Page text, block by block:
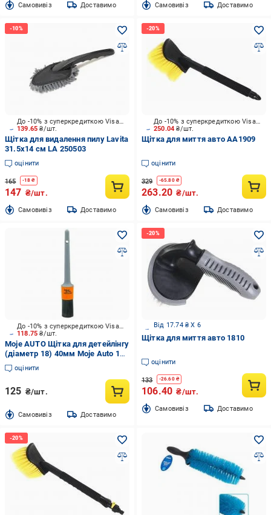
Cамовивіз Доставимо Cамовивіз Доставимо
139.65₴/шт.
До -10% з суперкредиткою Visa Вигода
Щітка для видалення пилу Lavita
31.5х14 см LA 250503
оцінити
165 -18 ₴
147 ₴/шт.
Cамовивіз Доставимо
250.04₴/шт.
До -10% з суперкредиткою Visa Вигода
Щітка для миття авто AA1909
оцінити
329 -65.80₴
263.20 ₴/шт.
Cамовивіз Доставимо
118.75₴/шт.
До -10% з суперкредиткою Visa Вигода
Moje AUTO Щітка для детейлінгу
(діаметр 18) 40мм Moje Auto 19-
660
оцінити
125 ₴/шт.
Cамовивіз Доставимо
Від 17.74 ₴ X 6
Щітка для миття авто 1810
оцінити
133 -26.60₴
106.40 ₴/шт.
Cамовивіз Доставимо